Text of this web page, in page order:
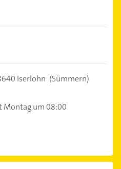
Iserlohn (Sümmern)
Montag um 08:00